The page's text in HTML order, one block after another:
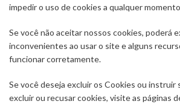
impedir o uso de cookies a qualquer
Se você não aceitar nossos cookies, poderá
inconvenientes ao usar o site e alguns
funcionar corretamente.
Se você deseja excluir os Cookies ou instruir
excluir ou recusar cookies, visite as páginas